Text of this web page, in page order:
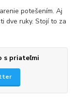
potešením. Aj
dve ruky. Stojí to za
s priateľmi